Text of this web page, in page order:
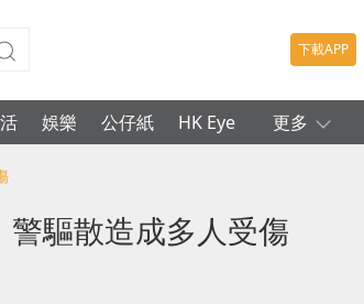
下載APP
娛樂 公仔紙 HK Eye 更多
驅散造成多人受傷